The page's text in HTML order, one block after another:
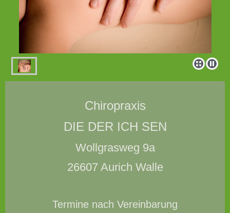
Chiropraxis
DIE DER ICH SEN
Wollgrasweg 9a
26607 Aurich Walle
Termine nach Vereinbarung